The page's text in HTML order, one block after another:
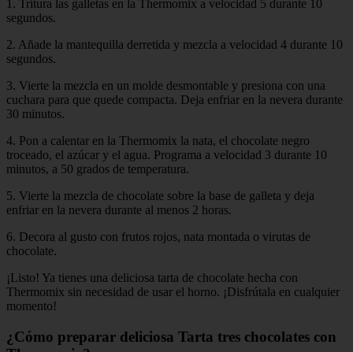
1. Tritura las galletas en la Thermomix a velocidad 5 durante 10
segundos.
2. Añade la mantequilla derretida y mezcla a velocidad 4 durante 10
segundos.
3. Vierte la mezcla en un molde desmontable y presiona con una
cuchara para que quede compacta. Deja enfriar en la nevera durante
30 minutos.
4. Pon a calentar en la Thermomix la nata, el chocolate negro
troceado, el azúcar y el agua. Programa a velocidad 3 durante 10
minutos, a 50 grados de temperatura.
5. Vierte la mezcla de chocolate sobre la base de galleta y deja
enfriar en la nevera durante al menos 2 horas.
6. Decora al gusto con frutos rojos, nata montada o virutas de
chocolate.
¡Listo! Ya tienes una deliciosa tarta de chocolate hecha con
Thermomix sin necesidad de usar el horno. ¡Disfrútala en cualquier
momento!
¿Cómo preparar deliciosa Tarta tres chocolates con